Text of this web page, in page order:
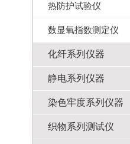
热防护试验仪
数显氧指数测定仪
化纤系列仪器
静电系列仪器
染色牢度系列仪器
织物系列测试仪